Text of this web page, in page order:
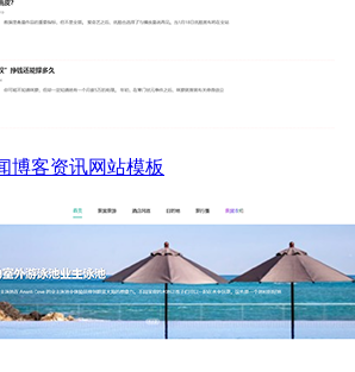
博客资讯网站模板